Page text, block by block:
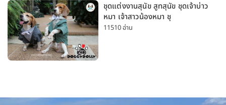
ชุดแต่งงานสุนัข สูทสุนัข ชุดเจ้าบ่าว
หมา เจ้าสาวน้องหมา ชุ
11510 อ่าน